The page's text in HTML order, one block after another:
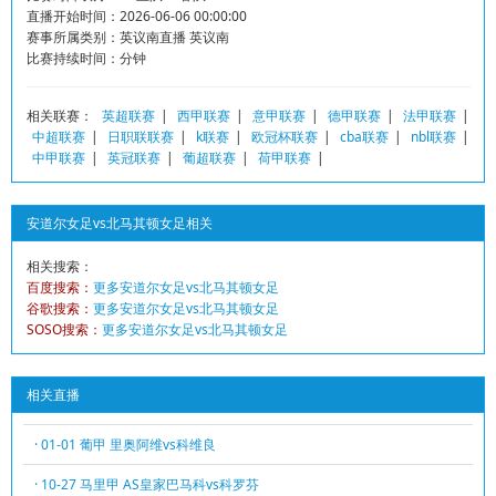
直播开始时间：2026-06-06 00:00:00
赛事所属类别：英议南直播 英议南
比赛持续时间：分钟
相关联赛： 英超联赛 | 西甲联赛 | 意甲联赛 | 德甲联赛 | 法甲联赛 |
中超联赛 | 日职联联赛 | k联赛 | 欧冠杯联赛 | cba联赛 | nbl联赛 |
中甲联赛 | 英冠联赛 | 葡超联赛 | 荷甲联赛 |
安道尔女足vs北马其顿女足相关
相关搜索：
百度搜索： 更多安道尔女足vs北马其顿女足
谷歌搜索： 更多安道尔女足vs北马其顿女足
SOSO搜索： 更多安道尔女足vs北马其顿女足
相关直播
· 01-01 葡甲 里奥阿维vs科维良
· 10-27 马里甲 AS皇家巴马科vs科罗芬